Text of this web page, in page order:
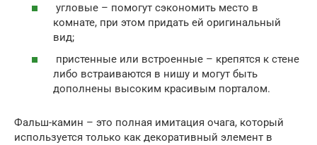
угловые – помогут сэкономить место в
комнате, при этом придать ей оригинальный
вид;
пристенные или встроенные – крепятся к стене
либо встраиваются в нишу и могут быть
дополнены высоким красивым порталом.
Фальш-камин – это полная имитация очага, который
используется только как декоративный элемент в